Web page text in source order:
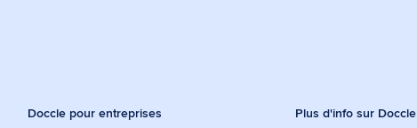
Doccle pour entreprises Plus d'info sur Doccle